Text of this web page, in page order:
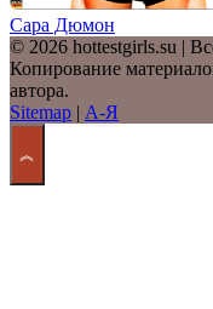
Сара Дюмон
© 2026 hottestgirls.su |
Копирование
автора.
Sitemap | А-Я